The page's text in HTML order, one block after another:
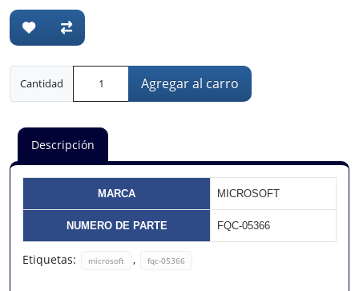
Cantidad Agregar al carro
Descripción
MARCA MICROSOFT
NUMERO DE PARTE FQC-05366
Etiquetas: microsoft , fqc-05366